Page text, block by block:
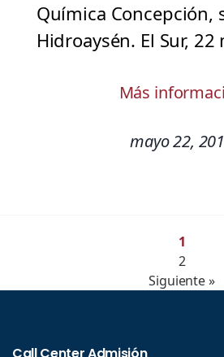
Química Concepción,
Hidroaysén. El Sur, 22
Más
mayo 22,
1
2
Siguiente »